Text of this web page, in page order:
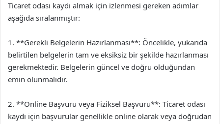
Ticaret odası kaydı almak için izlenmesi gereken adımlar
aşağıda sıralanmıştır:
1. **Gerekli Belgelerin Hazırlanması**: Öncelikle, yukarıda
belirtilen belgelerin tam ve eksiksiz bir şekilde hazırlanması
gerekmektedir. Belgelerin güncel ve doğru olduğundan
emin olunmalıdır.
2. **Online Başvuru veya Fiziksel Başvuru**: Ticaret odası
kaydı için başvurular genellikle online olarak veya doğrudan